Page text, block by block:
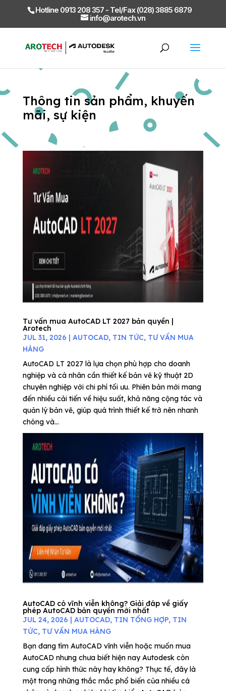
Hotline 0913 208 357 - Tel/Fax (028) 3885 6879
info@arotech.vn
Thông tin sản phẩm, khuyến
mãi, sự kiện
Tư vấn mua AutoCAD LT 2027 bản quyền |
Arotech
JUL 31, 2026 | AUTOCAD, TIN TỨC, TƯ VẤN MUA
HÀNG
AutoCAD LT 2027 là lựa chọn phù hợp cho doanh
nghiệp và cá nhân cần thiết kế bản vẽ kỹ thuật 2D
chuyên nghiệp với chi phí tối ưu. Phiên bản mới mang
đến nhiều cải tiến về hiệu suất, khả năng cộng tác và
quản lý bản vẽ, giúp quá trình thiết kế trở nên nhanh
chóng và...
AutoCAD có vĩnh viễn không? Giải đáp về giấy
phép AutoCAD bản quyền mới nhất
JUL 24, 2026 | AUTOCAD, TIN TỔNG HỢP, TIN
TỨC, TƯ VẤN MUA HÀNG
Bạn đang tìm AutoCAD vĩnh viễn hoặc muốn mua
AutoCAD nhưng chưa biết hiện nay Autodesk còn
cung cấp hình thức này hay không? Thực tế, đây là
một trong những thắc mắc phổ biến của nhiều cá